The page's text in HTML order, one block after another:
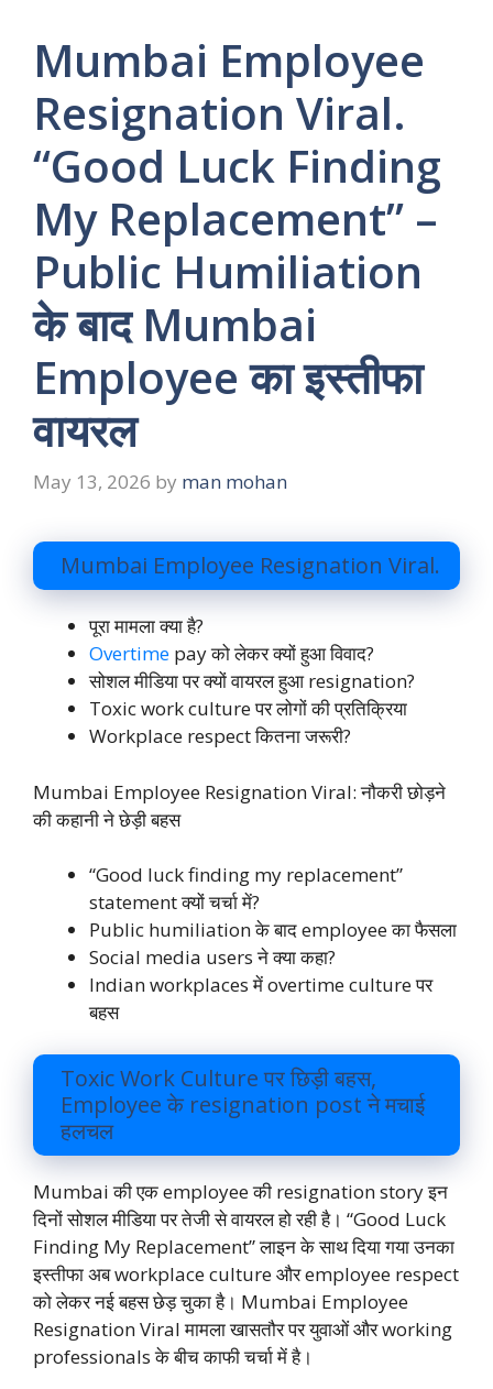
Mumbai Employee
Resignation Viral.
“Good Luck Finding
My Replacement” –
Public Humiliation
के बाद Mumbai
Employee का इस्तीफा
वायरल
May 13, 2026 by man mohan
Mumbai Employee Resignation Viral.
पूरा मामला क्या है?
Overtime pay को लेकर क्यों हुआ विवाद?
सोशल मीडिया पर क्यों वायरल हुआ resignation?
Toxic work culture पर लोगों की प्रतिक्रिया
Workplace respect कितना जरूरी?
Mumbai Employee Resignation Viral: नौकरी छोड़ने
की कहानी ने छेड़ी बहस
“Good luck finding my replacement”
statement क्यों चर्चा में?
Public humiliation के बाद employee का फैसला
Social media users ने क्या कहा?
Indian workplaces में overtime culture पर
बहस
Toxic Work Culture पर छिड़ी बहस,
Employee के resignation post ने मचाई
हलचल
Mumbai की एक employee की resignation story इन
दिनों सोशल मीडिया पर तेजी से वायरल हो रही है। “Good Luck
Finding My Replacement” लाइन के साथ दिया गया उनका
इस्तीफा अब workplace culture और employee respect
को लेकर नई बहस छेड़ चुका है। Mumbai Employee
Resignation Viral मामला खासतौर पर युवाओं और working
professionals के बीच काफी चर्चा में है।